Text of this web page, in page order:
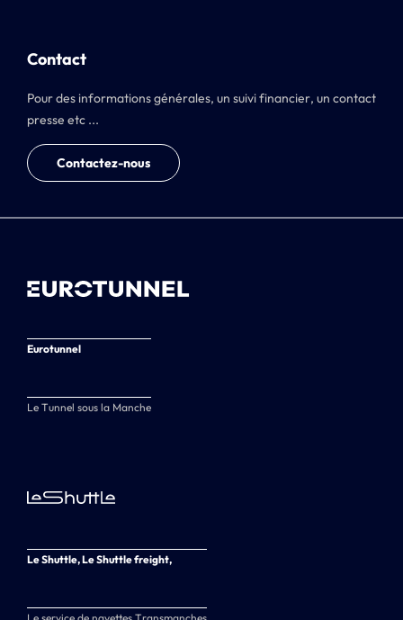
Contact
Pour des informations générales, un suivi financier, un contact
presse etc ...
Contactez-nous
Eurotunnel
Le Tunnel sous la Manche
Le Shuttle, Le Shuttle freight,